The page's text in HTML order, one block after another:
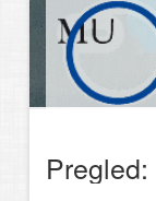
Pregled: